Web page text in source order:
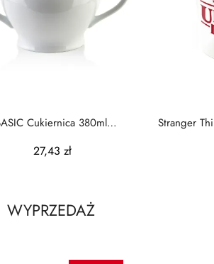
Cukiernica 380ml
27,43 zł
Stranger
WYPRZEDAŻ